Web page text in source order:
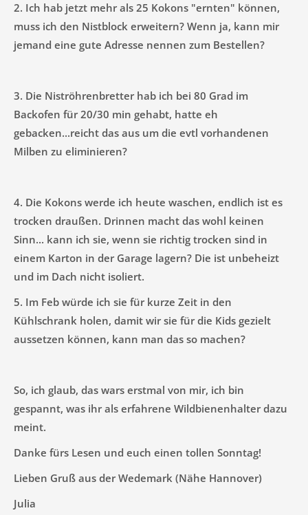
2. Ich hab jetzt mehr als 25 Kokons "ernten" können,
muss ich den Nistblock erweitern? Wenn ja, kann mir
jemand eine gute Adresse nennen zum Bestellen?
3. Die Niströhrenbretter hab ich bei 80 Grad im
Backofen für 20/30 min gehabt, hatte eh
gebacken...reicht das aus um die evtl vorhandenen
Milben zu eliminieren?
4. Die Kokons werde ich heute waschen, endlich ist es
trocken draußen. Drinnen macht das wohl keinen
Sinn... kann ich sie, wenn sie richtig trocken sind in
einem Karton in der Garage lagern? Die ist unbeheizt
und im Dach nicht isoliert.
5. Im Feb würde ich sie für kurze Zeit in den
Kühlschrank holen, damit wir sie für die Kids gezielt
aussetzen können, kann man das so machen?
So, ich glaub, das wars erstmal von mir, ich bin
gespannt, was ihr als erfahrene Wildbienenhalter dazu
meint.
Danke fürs Lesen und euch einen tollen Sonntag!
Lieben Gruß aus der Wedemark (Nähe Hannover)
Julia